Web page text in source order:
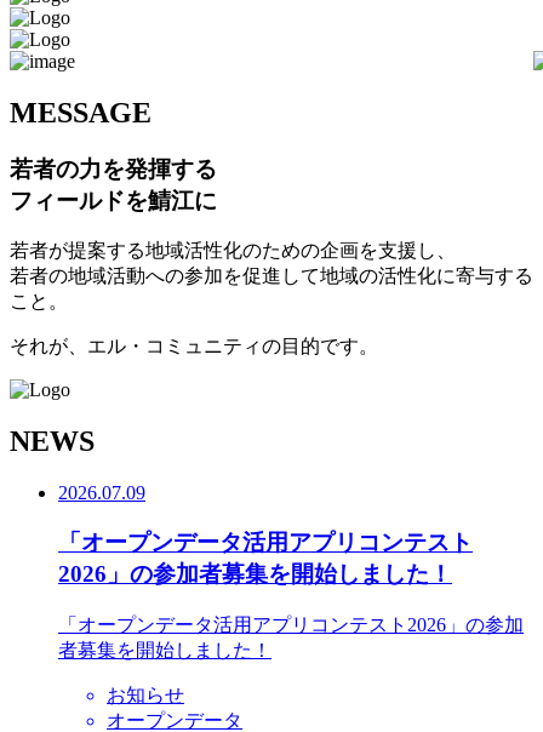
MESSAGE
若者の力を発揮する
フィールドを鯖江に
若者が提案する地域活性化のための企画を支援し、
若者の地域活動への参加を促進して地域の活性化に寄与する
こと。
それが、エル・コミュニティの目的です。
NEWS
2026.07.09
「オープンデータ活用アプリコンテスト
2026」の参加者募集を開始しました！
「オープンデータ活用アプリコンテスト2026」の参加
者募集を開始しました！
お知らせ
オープンデータ